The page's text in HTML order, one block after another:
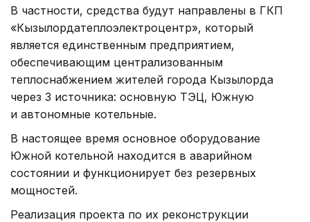
В частности, средства будут направлены в ГКП
«Кызылордатеплоэлектроцентр», который
является единственным предприятием,
обеспечивающим централизованным
теплоснабжением жителей города Кызылорда
через 3 источника: основную ТЭЦ, Южную
и автономные котельные.
В настоящее время основное оборудование
Южной котельной находится в аварийном
состоянии и функционирует без резервных
мощностей.
Реализация проекта по их реконструкции